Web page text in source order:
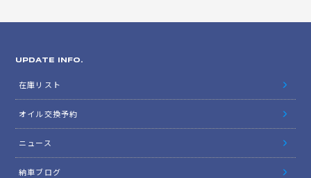
UPDATE INFO.
在庫リスト
オイル交換予約
ニュース
納車ブログ